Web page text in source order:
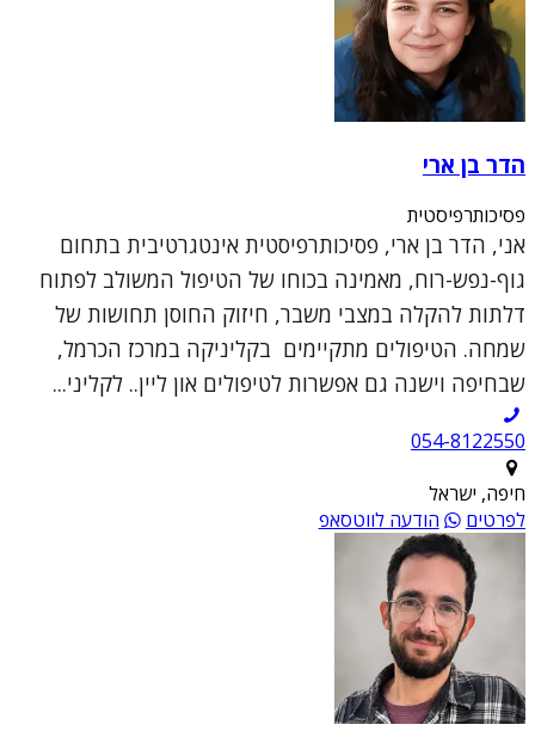
הדר בן ארי
פסיכותרפיסטית
אני, הדר בן ארי, פסיכותרפיסטית אינטגרטיבית בתחום
גוף-נפש-רוח, מאמינה בכוחו של הטיפול המשולב לפתוח
דלתות להקלה במצבי משבר, חיזוק החוסן תחושות של
שמחה. הטיפולים מתקיימים בקליניקה במרכז הכרמל,
שבחיפה וישנה גם אפשרות לטיפולים און ליין.. לקליני...
054-8122550
חיפה, ישראל
לפרטים
הודעה לווטסאפ